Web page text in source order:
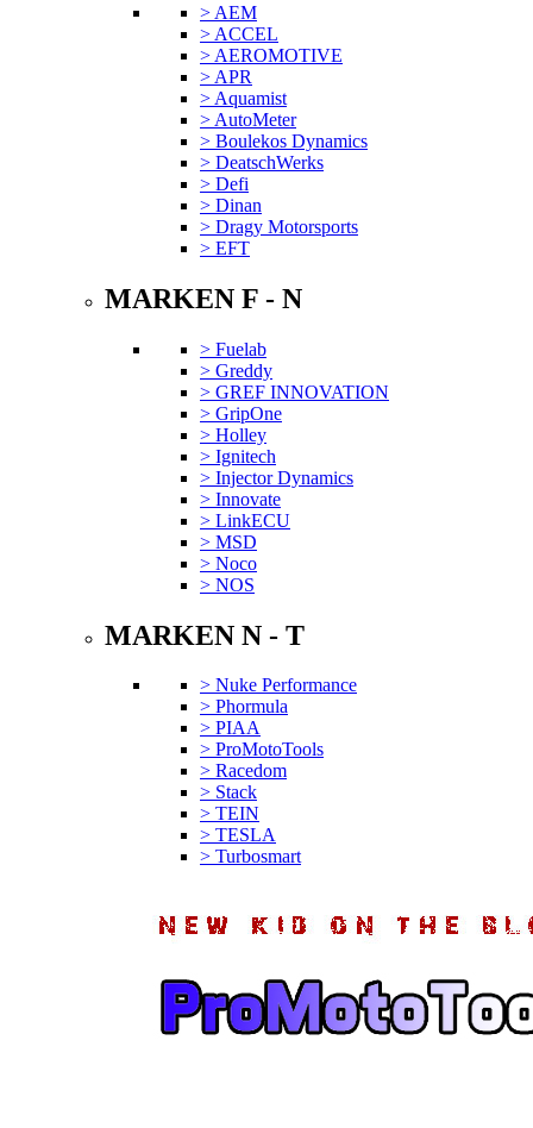
> AEM
> ACCEL
> AEROMOTIVE
> APR
> Aquamist
> AutoMeter
> Boulekos Dynamics
> DeatschWerks
> Defi
> Dinan
> Dragy Motorsports
> EFT
MARKEN F - N
> Fuelab
> Greddy
> GREF INNOVATION
> GripOne
> Holley
> Ignitech
> Injector Dynamics
> Innovate
> LinkECU
> MSD
> Noco
> NOS
MARKEN N - T
> Nuke Performance
> Phormula
> PIAA
> ProMotoTools
> Racedom
> Stack
> TEIN
> TESLA
> Turbosmart